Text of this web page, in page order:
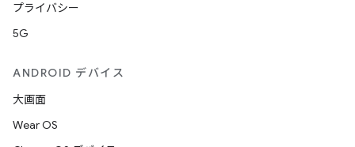
プライバシー
5G
ANDROID デバイス
大画面
Wear OS